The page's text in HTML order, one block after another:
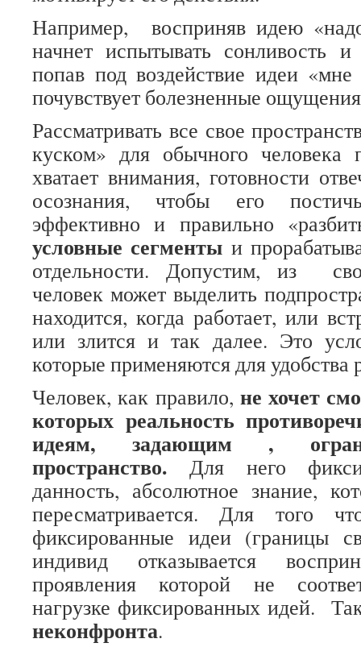
Например, восприняв идею
начнет испытывать сонливость
попав под воздействие идеи
почувствует болезненные
Рассматривать все свое
куском» для обычного человека
хватает внимания, готовности
осознания, чтобы его
эффективно и правильно
условные сегменты и
отдельности. Допустим, из
человек может выделить
находится, когда работает, или
или злится и так далее. Это
которые применяются для удобства
Человек, как правило, не хочет
которых реальность
идеям, задающим ,
пространство. Для него
данность, абсолютное знание,
пересматривается. Для
фиксированные идеи (границы
индивид отказывается
проявления которой не
нагрузке фиксированных идей.
неконфронта.